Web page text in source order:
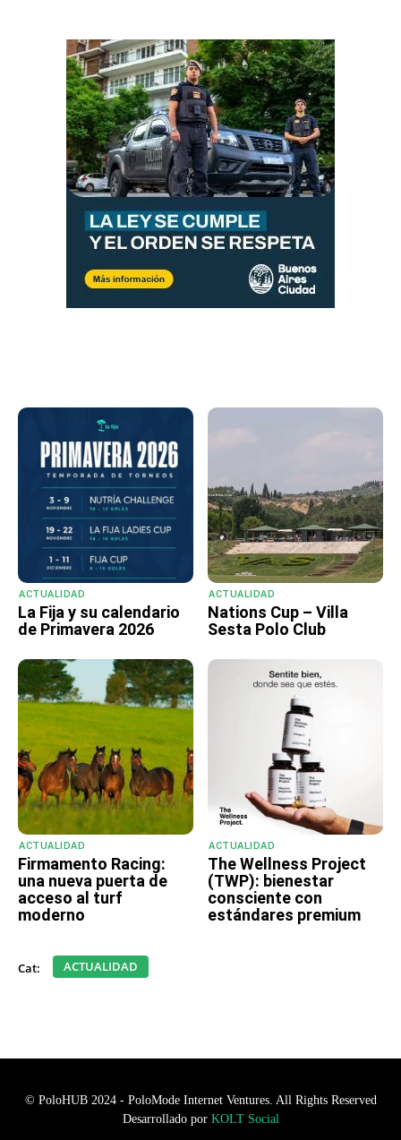
ACTUALIDAD
La Fija y su calendario
de Primavera 2026
ACTUALIDAD
Nations Cup – Villa
Sesta Polo Club
ACTUALIDAD
Firmamento Racing:
una nueva puerta de
acceso al turf
moderno
ACTUALIDAD
The Wellness Project
(TWP): bienestar
consciente con
estándares premium
Cat: ACTUALIDAD
© PoloHUB 2024 - PoloMode Internet Ventures. All Rights Reserved
Desarrollado por KOLT Social